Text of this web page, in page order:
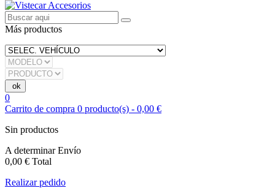
Más productos
0
Carrito de compra 0 producto(s) - 0,00 €
Sin productos
A determinarEnvío
0,00 € Total
Realizar pedido